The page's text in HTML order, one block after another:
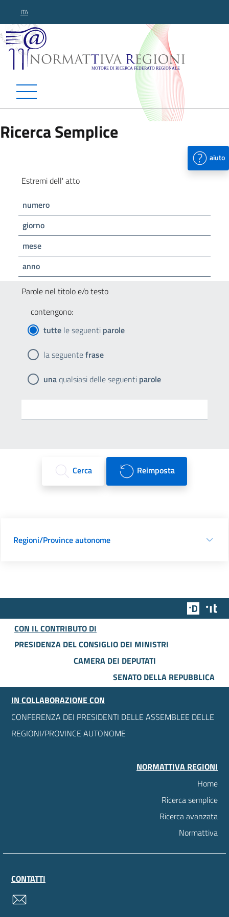
ITA
Normattiva Regioni -
Ricerca Semplice
aiuto
Estremi dell' atto
numero
giorno
mese
anno
Parole nel titolo e/o testo
contengono:
tutte le seguenti parole
la seguentefrase
unaqualsiasi delle seguenti parole
Cerca Reimposta
Regioni/Province autonome
Team
CON IL CONTRIBUTO DI
PRESIDENZA DEL CONSIGLIO DEI MINISTRI
CAMERA DEI DEPUTATI
SENATO DELLA REPUBBLICA
IN COLLABORAZIONE CON
CONFERENZA DEI PRESIDENTI DELLE ASSEMBLEE DELLE
REGIONI/PROVINCE AUTONOME
NORMATTIVA REGIONI
Home
Ricerca semplice
Ricerca avanzata
Normattiva
CONTATTI